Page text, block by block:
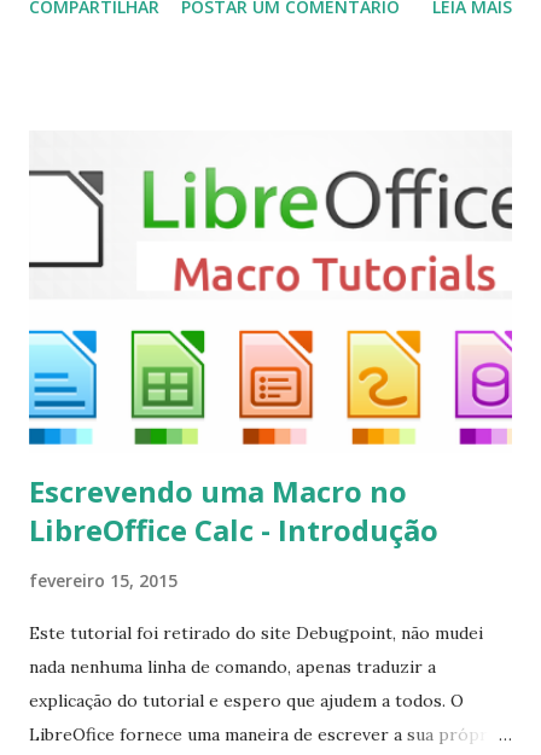
(personal video recorder). A versão final do Kodi 19.5
sudo apt-get install kodi Use o comando a seguir para
instalar codecs de áudio e outros complementos,
executando: $ sudo apt-get install --install-suggests
kodi Para remover, execute: $ sudo apt-get remove
COMPARTILHAR POSTAR UM COMENTÁRIO LEIA MAIS
Escrevendo uma Macro no
LibreOffice Calc - Introdução
fevereiro 15, 2015
Este tutorial foi retirado do site Debugpoint, não mudei
nada nenhuma linha de comando, apenas traduzir a
explicação do tutorial e espero que ajudem a todos. O
LibreOfice fornece uma maneira de escrever a sua própria